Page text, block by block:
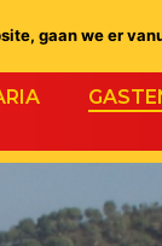
gaan we er